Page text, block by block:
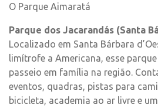
O Parque Aimaratá
Parque dos Jacarandás (Santa
Localizado em Santa Bárbara
limítrofe a Americana, esse
passeio em família na região.
eventos, quadras, pistas para
bicicleta, academia ao ar livre e